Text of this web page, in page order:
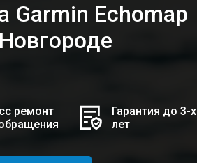
Garmin Echomap
ремонт
Гарантия до 3-х
лет